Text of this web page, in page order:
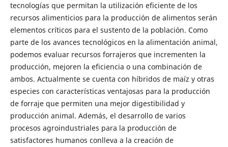
tecnologías que permitan la utilización eficiente de los
recursos alimenticios para la producción de alimentos serán
elementos críticos para el sustento de la población. Como
parte de los avances tecnológicos en la alimentación animal,
podemos evaluar recursos forrajeros que incrementen la
producción, mejoren la eficiencia o una combinación de
ambos. Actualmente se cuenta con híbridos de maíz y otras
especies con características ventajosas para la producción
de forraje que permiten una mejor digestibilidad y
producción animal. Además, el desarrollo de varios
procesos agroindustriales para la producción de
satisfactores humanos conlleva a la creación de